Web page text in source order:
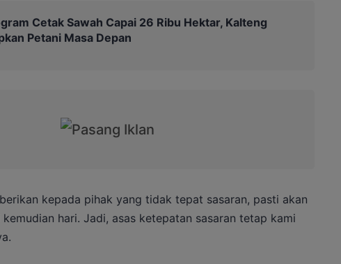
Cetak Sawah Capai 26 Ribu Hektar, Kalteng
Petani Masa Depan
kepada pihak yang tidak tepat sasaran, pasti akan
hari. Jadi, asas ketepatan sasaran tetap kami